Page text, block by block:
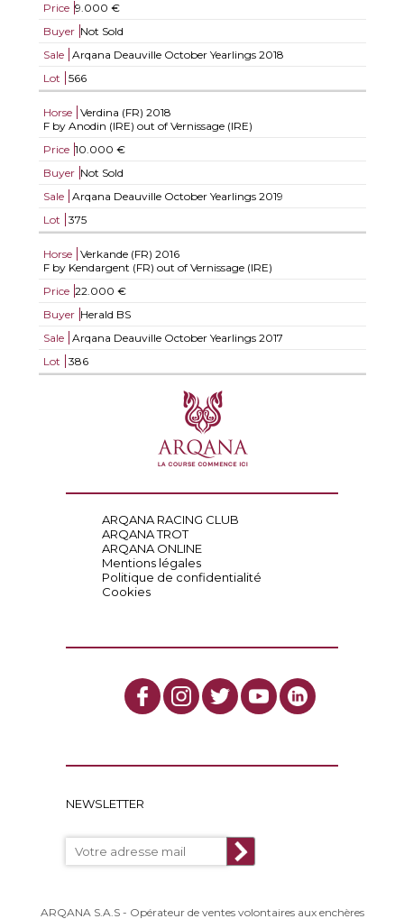
Price 9.000 €
Buyer Not Sold
Sale
Arqana Deauville October Yearlings 2018
Lot
566
Horse Verdina (FR) 2018
F by Anodin (IRE) out of Vernissage (IRE)
Price 10.000 €
Buyer Not Sold
Sale
Arqana Deauville October Yearlings 2019
Lot
375
Horse Verkande (FR) 2016
F by Kendargent (FR) out of Vernissage (IRE)
Price 22.000 €
Buyer Herald BS
Sale
Arqana Deauville October Yearlings 2017
Lot
386
ARQANA RACING CLUB
ARQANA TROT
ARQANA ONLINE
Mentions légales
Politique de confidentialité
Cookies
NEWSLETTER
ARQANA S.A.S - Opérateur de ventes volontaires aux enchères